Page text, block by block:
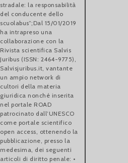
stradale: la responsabilità
del conducente dello
scuolabus”;Dal 15/01/2019
ha intrapreso una
collaborazione con la
Rivista scientifica Salvis
Juribus (ISSN: 2464-9775),
Salvisjuribus.it, vantante
un ampio network di
cultori della materia
giuridica nonché inserita
nel portale ROAD
patrocinato dall’UNESCO
come portale scientifico
open access, ottenendo la
pubblicazione, presso la
medesima, dei seguenti
articoli di diritto penale: •